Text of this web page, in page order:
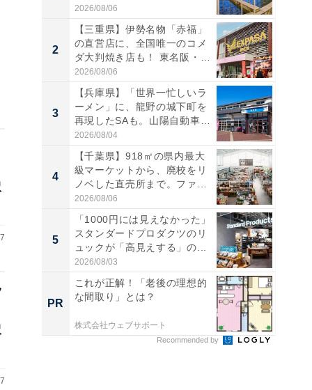
帰...
2026/08/06
2
【三重県】伊勢名物「赤福」
の直営店に、全国唯一のコメ
ダ大判焼き店も！ 東名阪・
伊...
2026/08/06
3
【兵庫県】「世界一忙しいラ
ーメン」に、龍野の城下町を
再現したSAも。山陽自動車
道...
2026/08/04
4
【千葉県】918㎡の県内最大
級マーケットから、廃校をリ
ノベした直売所まで。ファ
ー...
2026/08/06
5
「1000円には見えなかった」
スタンダードプロダクツのリ
ュックが「高見えする」の...
2026/08/03
PR
これが正解！「老後の理想的
な間取り」とは？
株式会社ウェブサポート
Recommended by